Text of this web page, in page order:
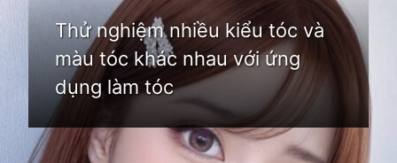
Thử nghiệm nhiều kiểu tóc và
màu tóc khác nhau với ứng
dụng làm tóc